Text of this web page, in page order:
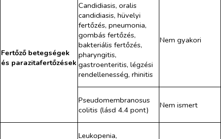
Fertőző betegségek
és parazitafertőzések
Candidiasis, oralis
candidiasis, hüvelyi
fertőzés, pneumonia,
gombás fertőzés,
bakteriális fertőzés,
pharyngitis,
gastroenteritis, légzési
rendellenesség, rhinitis
Nem gyakori
Pseudomembranosus
colitis (lásd 4.4 pont) Nem ismert
Leukopenia,